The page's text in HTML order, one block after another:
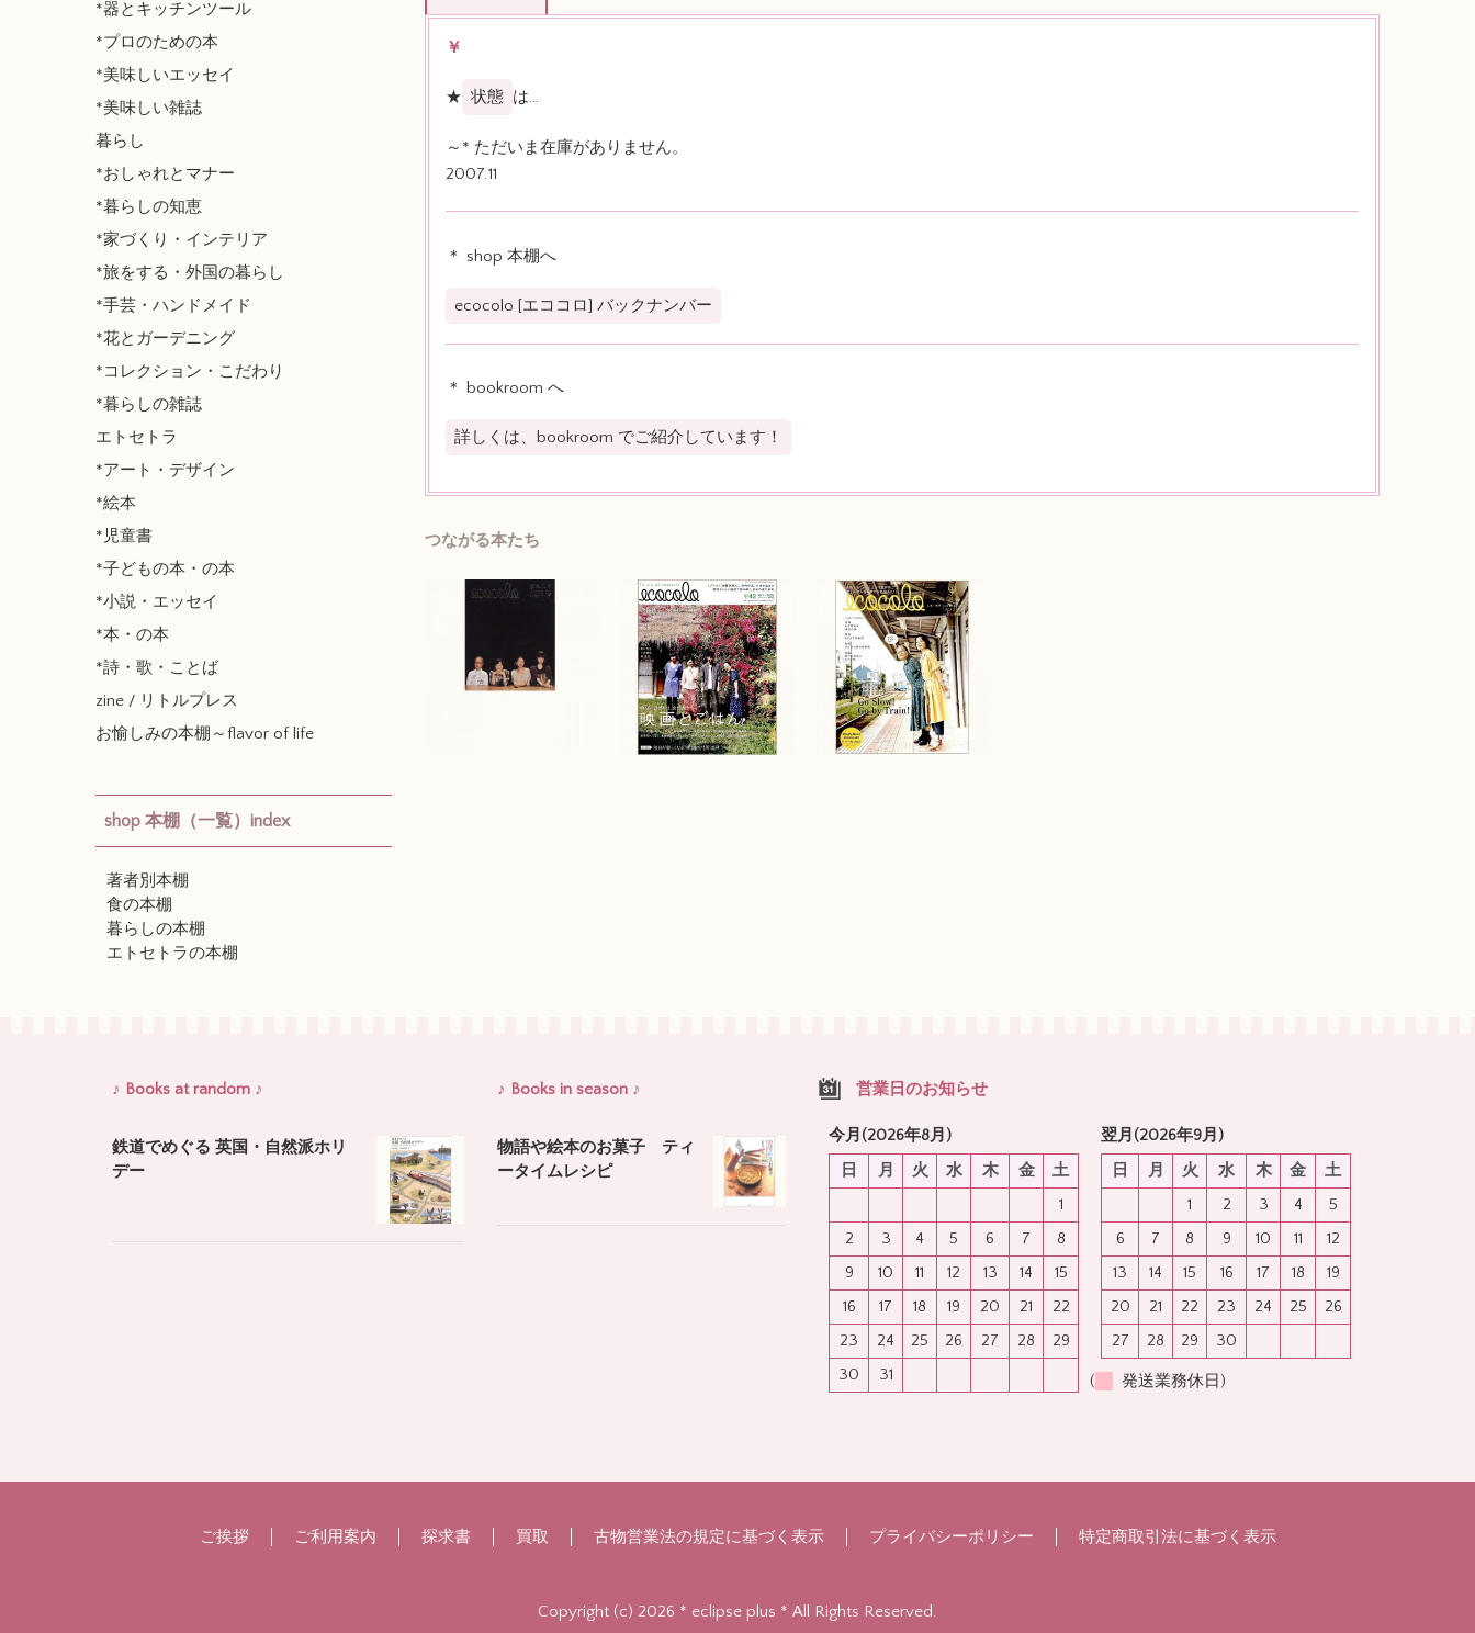
￥
★ 状態 は…
～* ただいま在庫がありません。
2007.11
＊ shop 本棚へ
ecocolo [エココロ] バックナンバー
＊ bookroom へ
詳しくは、bookroom でご紹介しています！
つながる本たち
*器とキッチンツール
*プロのための本
*美味しいエッセイ
*美味しい雑誌
暮らし
*おしゃれとマナー
*暮らしの知恵
*家づくり・インテリア
*旅をする・外国の暮らし
*手芸・ハンドメイド
*花とガーデニング
*コレクション・こだわり
*暮らしの雑誌
エトセトラ
*アート・デザイン
*絵本
*児童書
*子どもの本・の本
*小説・エッセイ
*本・の本
*詩・歌・ことば
zine / リトルプレス
お愉しみの本棚～flavor of life
shop 本棚（一覧）index
著者別本棚
食の本棚
暮らしの本棚
エトセトラの本棚
♪ Books at random ♪
鉄道でめぐる 英国・自然派ホリ
デー
♪ Books in season ♪
物語や絵本のお菓子 ティ
ータイムレシピ
営業日のお知らせ
今月(2026年8月)
日
月 火 水 木 金
土
1
2
3 4 5 6 7
8
9
10 11 12 13 14
15
16
17 18 19 20 21
22
23
24 25 26 27 28
29
30
31
翌月(2026年9月)
日
月 火 水 木 金
土
1
2 3 4
5
6
7 8 9 10 11
12
13
14 15 16 17 18
19
20
21 22 23 24 25
26
27
28 29 30
( 発送業務休日)
ご挨拶 ご利用案内 探求書 買取 古物営業法の規定に基づく表示 プライバシーポリシー 特定商取引法に基づく表示
Copyright (c) 2026 * eclipse plus * All Rights Reserved.